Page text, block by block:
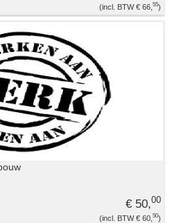
€ 66, 55
€ 50,00
€ 60, 50